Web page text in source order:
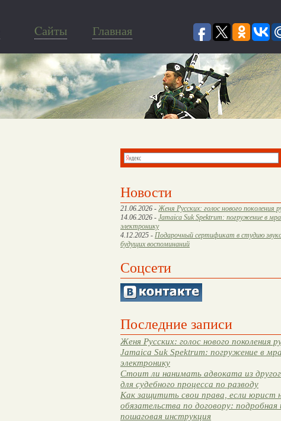
Cайты Главная
Новости
21.06.2026 - Женя Русских: голос нового поколения
14.06.2026 - Jamaica Suk Spektrum: погружение в
электронику
4.12.2025 - Подарочный сертификат в студию
будущих воспоминаний
Соцсети
Последние записи
Женя Русских: голос нового поколения
Jamaica Suk Spektrum: погружение в
электронику
Стоит ли нанимать адвоката из
для судебного процесса по разводу
Как защитить свои права, если юрист
обязательства по договору: подробная
пошаговая инструкция